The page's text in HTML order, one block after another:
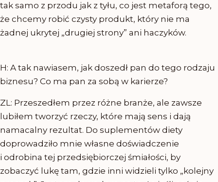
tak samo z przodu jak z tyłu, co jest metaforą tego,
że chcemy robić czysty produkt, który nie ma
żadnej ukrytej „drugiej strony” ani haczyków.
H: A tak nawiasem, jak doszedł pan do tego rodzaju
biznesu? Co ma pan za sobą w karierze?
ZL: Przeszedłem przez różne branże, ale zawsze
lubiłem tworzyć rzeczy, które mają sens i dają
namacalny rezultat. Do suplementów diety
doprowadziło mnie własne doświadczenie
i odrobina tej przedsiębiorczej śmiałości, by
zobaczyć lukę tam, gdzie inni widzieli tylko „kolejny